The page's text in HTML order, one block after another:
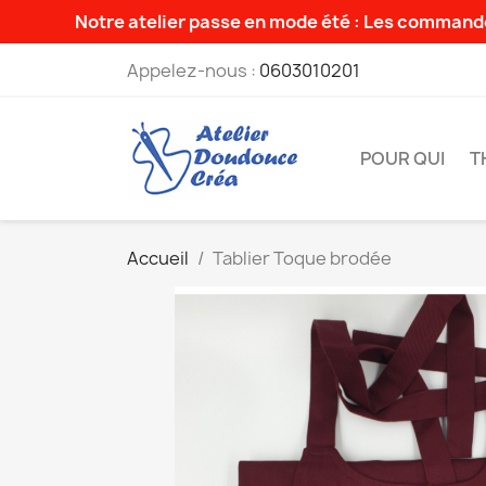
Notre atelier passe en mode été : Les
Appelez-nous : 0603010201
POUR QUI
Accueil Tablier Toque brodée